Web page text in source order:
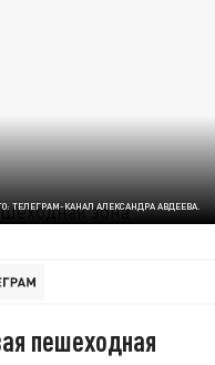
ТЕЛЕГРАМ-КАНАЛ АЛЕКСАНДРА АВДЕЕВА.
пешеходная